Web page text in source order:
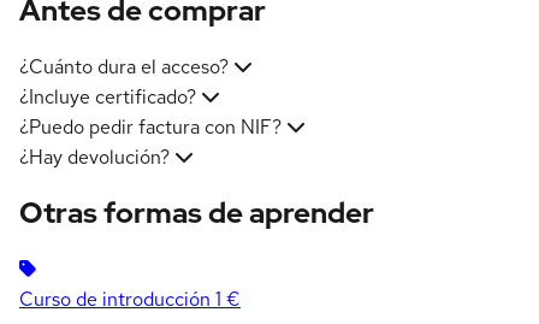
Antes de comprar
¿Cuánto dura el acceso?
¿Incluye certificado?
¿Puedo pedir factura con NIF?
¿Hay devolución?
Otras formas de aprender
Curso de introducción 1 €